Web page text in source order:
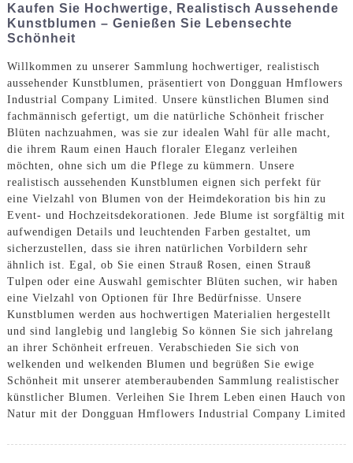
Kaufen Sie Hochwertige, Realistisch Aussehende
Kunstblumen – Genießen Sie Lebensechte
Schönheit
Willkommen zu unserer Sammlung hochwertiger, realistisch
aussehender Kunstblumen, präsentiert von Dongguan Hmflowers
Industrial Company Limited. Unsere künstlichen Blumen sind
fachmännisch gefertigt, um die natürliche Schönheit frischer
Blüten nachzuahmen, was sie zur idealen Wahl für alle macht,
die ihrem Raum einen Hauch floraler Eleganz verleihen
möchten, ohne sich um die Pflege zu kümmern. Unsere
realistisch aussehenden Kunstblumen eignen sich perfekt für
eine Vielzahl von Blumen von der Heimdekoration bis hin zu
Event- und Hochzeitsdekorationen. Jede Blume ist sorgfältig mit
aufwendigen Details und leuchtenden Farben gestaltet, um
sicherzustellen, dass sie ihren natürlichen Vorbildern sehr
ähnlich ist. Egal, ob Sie einen Strauß Rosen, einen Strauß
Tulpen oder eine Auswahl gemischter Blüten suchen, wir haben
eine Vielzahl von Optionen für Ihre Bedürfnisse. Unsere
Kunstblumen werden aus hochwertigen Materialien hergestellt
und sind langlebig und langlebig So können Sie sich jahrelang
an ihrer Schönheit erfreuen. Verabschieden Sie sich von
welkenden und welkenden Blumen und begrüßen Sie ewige
Schönheit mit unserer atemberaubenden Sammlung realistischer
künstlicher Blumen. Verleihen Sie Ihrem Leben einen Hauch von
Natur mit der Dongguan Hmflowers Industrial Company Limited